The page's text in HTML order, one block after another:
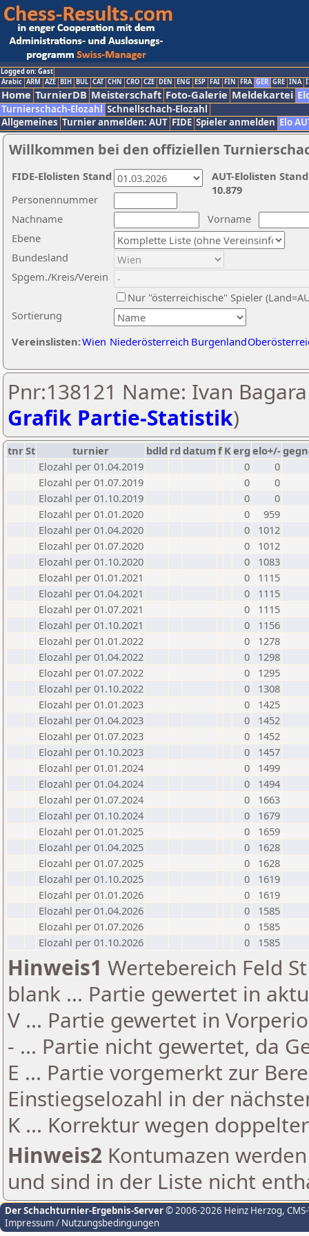
Logged on: Gast
Arabic ARM AZE BIH BUL CAT CHN CRO CZE DEN ENG ESP FAI FIN FRA GER GRE INA
Home TurnierDB Meisterschaft Foto-Galerie Meldekartei
Turnierschach-Elozahl Schnellschach-Elozahl
Allgemeines Turnier anmelden: AUT FIDE Spieler anmelden Elo
Willkommen bei den offiziellen
Nachname
Vorname
Ebene
Sortierung
Personennummer
Bundesland
Spgem./Kreis/Verein
Nur "österreichische" Spieler
Vereinslisten:Wien Niederösterreich Burgenland
AUT-Elolisten
10.879
FIDE-Elolisten Stand
Pnr:138121 Name: Ivan
Grafik Partie-Statistik)
tnrSt turnier bdld rd datumf Kerg elo+/-
Elozahl per 01.04.2019
0
0
Elozahl per 01.07.2019
0
0
Elozahl per 01.10.2019
0
0
Elozahl per 01.01.2020
0
959
Elozahl per 01.04.2020
0
1012
Elozahl per 01.07.2020
0
1012
Elozahl per 01.10.2020
0
1083
Elozahl per 01.01.2021
0
1115
Elozahl per 01.04.2021
0
1115
Elozahl per 01.07.2021
0
1115
Elozahl per 01.10.2021
0
1156
Elozahl per 01.01.2022
0
1278
Elozahl per 01.04.2022
0
1298
Elozahl per 01.07.2022
0
1295
Elozahl per 01.10.2022
0
1308
Elozahl per 01.01.2023
0
1425
Elozahl per 01.04.2023
0
1452
Elozahl per 01.07.2023
0
1452
Elozahl per 01.10.2023
0
1457
Elozahl per 01.01.2024
0
1499
Elozahl per 01.04.2024
0
1494
Elozahl per 01.07.2024
0
1663
Elozahl per 01.10.2024
0
1679
Elozahl per 01.01.2025
0
1659
Elozahl per 01.04.2025
0
1628
Elozahl per 01.07.2025
0
1628
Elozahl per 01.10.2025
0
1619
Elozahl per 01.01.2026
0
1619
Elozahl per 01.04.2026
0
1585
Elozahl per 01.07.2026
0
1585
Elozahl per 01.10.2026
0 1585
Hinweis1 Wertebereich Feld
blank ... Partie gewertet in
V ... Partie gewertet in
- ... Partie nicht gewertet, da
E ... Partie vorgemerkt zur
Einstiegselozahl in der
K ... Korrektur wegen
Hinweis2 Kontumazen
und sind in der Liste nicht
Der Schachturnier-Ergebnis-Server© 2006-2026 Heinz Herzog,
Impressum / Nutzungsbedingungen